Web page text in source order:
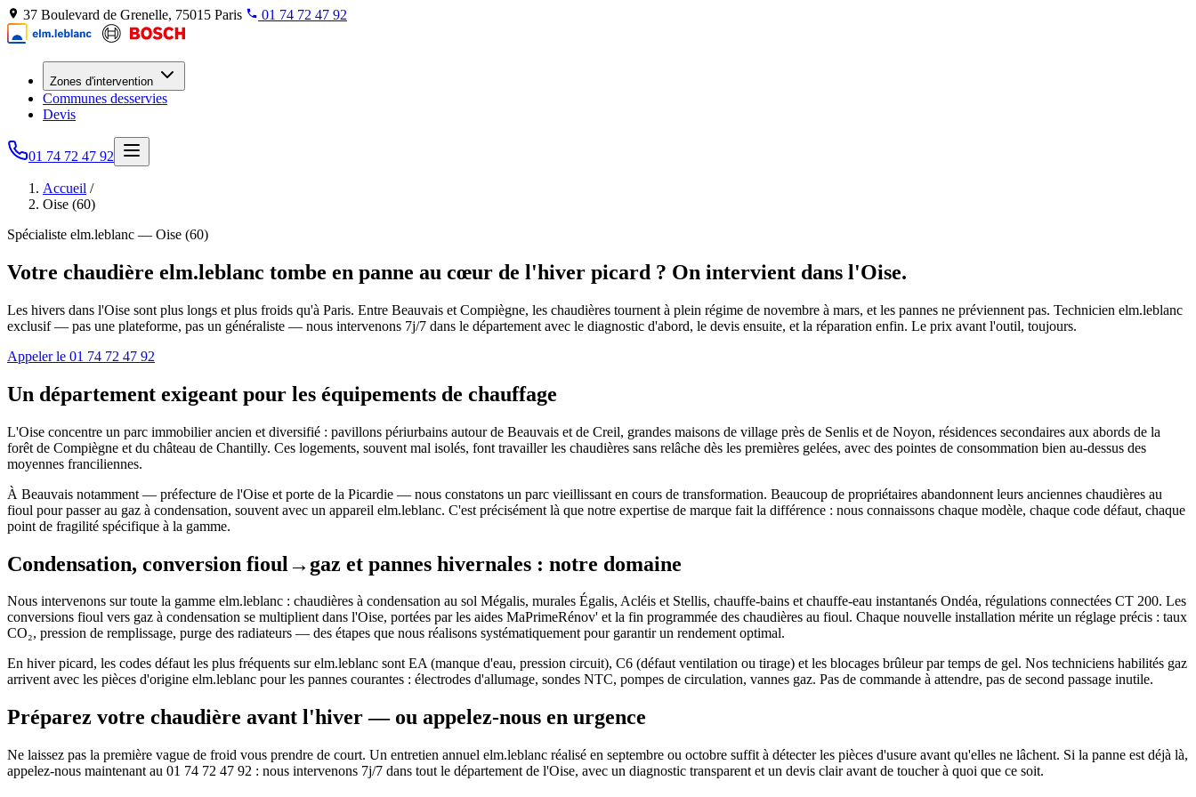
37 Boulevard de Grenelle, 75015 Paris 01 74 72 47 92
Zones d'intervention
Communes desservies
Devis
01 74 72 47 92
Accueil /
Oise (60)
Spécialiste elm.leblanc — Oise (60)
Votre chaudière elm.leblanc tombe en panne au cœur de l'hiver picard ? On intervient dans l'Oise.
Les hivers dans l'Oise sont plus longs et plus froids qu'à Paris. Entre Beauvais et Compiègne, les chaudières tournent à plein régime de novembre à mars, et les pannes ne préviennent pas. Technicien elm.leblanc
exclusif — pas une plateforme, pas un généraliste — nous intervenons 7j/7 dans le département avec le diagnostic d'abord, le devis ensuite, et la réparation enfin. Le prix avant l'outil, toujours.
Appeler le 01 74 72 47 92
Un département exigeant pour les équipements de chauffage
L'Oise concentre un parc immobilier ancien et diversifié : pavillons périurbains autour de Beauvais et de Creil, grandes maisons de village près de Senlis et de Noyon, résidences secondaires aux abords de la
forêt de Compiègne et du château de Chantilly. Ces logements, souvent mal isolés, font travailler les chaudières sans relâche dès les premières gelées, avec des pointes de consommation bien au-dessus des
moyennes franciliennes.
À Beauvais notamment — préfecture de l'Oise et porte de la Picardie — nous constatons un parc vieillissant en cours de transformation. Beaucoup de propriétaires abandonnent leurs anciennes chaudières au
fioul pour passer au gaz à condensation, souvent avec un appareil elm.leblanc. C'est précisément là que notre expertise de marque fait la différence : nous connaissons chaque modèle, chaque code défaut, chaque
point de fragilité spécifique à la gamme.
Condensation, conversion fioul→gaz et pannes hivernales : notre domaine
Nous intervenons sur toute la gamme elm.leblanc : chaudières à condensation au sol Mégalis, murales Égalis, Acléis et Stellis, chauffe-bains et chauffe-eau instantanés Ondéa, régulations connectées CT 200. Les
conversions fioul vers gaz à condensation se multiplient dans l'Oise, portées par les aides MaPrimeRénov' et la fin programmée des chaudières au fioul. Chaque nouvelle installation mérite un réglage précis : taux
CO₂, pression de remplissage, purge des radiateurs — des étapes que nous réalisons systématiquement pour garantir un rendement optimal.
En hiver picard, les codes défaut les plus fréquents sur elm.leblanc sont EA (manque d'eau, pression circuit), C6 (défaut ventilation ou tirage) et les blocages brûleur par temps de gel. Nos techniciens habilités gaz
arrivent avec les pièces d'origine elm.leblanc pour les pannes courantes : électrodes d'allumage, sondes NTC, pompes de circulation, vannes gaz. Pas de commande à attendre, pas de second passage inutile.
Préparez votre chaudière avant l'hiver — ou appelez-nous en urgence
Ne laissez pas la première vague de froid vous prendre de court. Un entretien annuel elm.leblanc réalisé en septembre ou octobre suffit à détecter les pièces d'usure avant qu'elles ne lâchent. Si la panne est déjà là,
appelez-nous maintenant au 01 74 72 47 92 : nous intervenons 7j/7 dans tout le département de l'Oise, avec un diagnostic transparent et un devis clair avant de toucher à quoi que ce soit.